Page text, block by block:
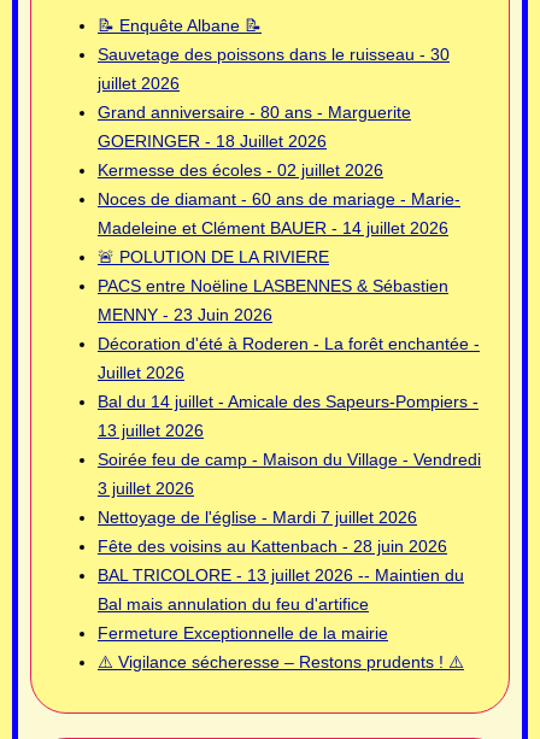
📝 Enquête Albane 📝
Sauvetage des poissons dans le ruisseau - 30
juillet 2026
Grand anniversaire - 80 ans - Marguerite
GOERINGER - 18 Juillet 2026
Kermesse des écoles - 02 juillet 2026
Noces de diamant - 60 ans de mariage - Marie-
Madeleine et Clément BAUER - 14 juillet 2026
🚨 POLUTION DE LA RIVIERE
PACS entre Noëline LASBENNES & Sébastien
MENNY - 23 Juin 2026
Décoration d'été à Roderen - La forêt enchantée -
Juillet 2026
Bal du 14 juillet - Amicale des Sapeurs-Pompiers -
13 juillet 2026
Soirée feu de camp - Maison du Village - Vendredi
3 juillet 2026
Nettoyage de l'église - Mardi 7 juillet 2026
Fête des voisins au Kattenbach - 28 juin 2026
BAL TRICOLORE - 13 juillet 2026 -- Maintien du
Bal mais annulation du feu d'artifice
Fermeture Exceptionnelle de la mairie
⚠️ Vigilance sécheresse – Restons prudents ! ⚠️